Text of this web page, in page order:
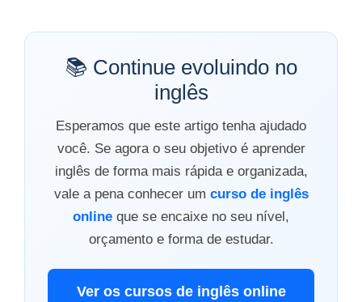
📚 Continue evoluindo no
inglês
Esperamos que este artigo tenha ajudado
você. Se agora o seu objetivo é aprender
inglês de forma mais rápida e organizada,
vale a pena conhecer um curso de inglês
online que se encaixe no seu nível,
orçamento e forma de estudar.
Ver os cursos de inglês online